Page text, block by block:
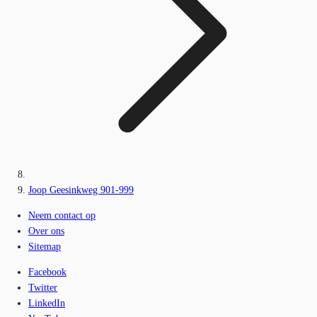
Joop Geesinkweg 901-999
Neem contact op
Over ons
Sitemap
Facebook
Twitter
LinkedIn